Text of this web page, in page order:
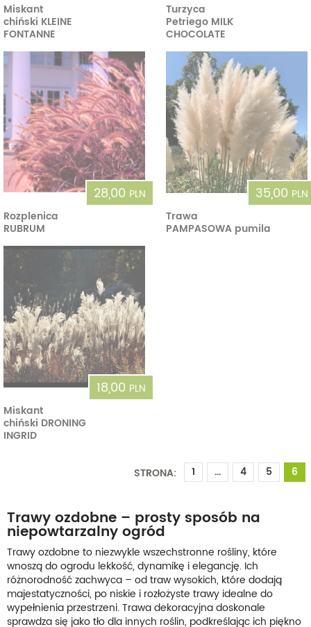
Miskant
chiński KLEINE
FONTANNE
Turzyca
Petriego MILK
CHOCOLATE
28,00 PLN
Rozplenica
RUBRUM
35,00 PLN
Trawa
PAMPASOWA pumila
18,00 PLN
Miskant
chiński DRONING
INGRID
STRONA: 1 ... 4 5 6
Trawy ozdobne – prosty sposób na
niepowtarzalny ogród
Trawy ozdobne to niezwykle wszechstronne rośliny, które
wnoszą do ogrodu lekkość, dynamikę i elegancję. Ich
różnorodność zachwyca – od traw wysokich, które dodają
majestatyczności, po niskie i rozłożyste trawy idealne do
wypełnienia przestrzeni. Trawa dekoracyjna doskonale
sprawdza się jako tło dla innych roślin, podkreślając ich piękno